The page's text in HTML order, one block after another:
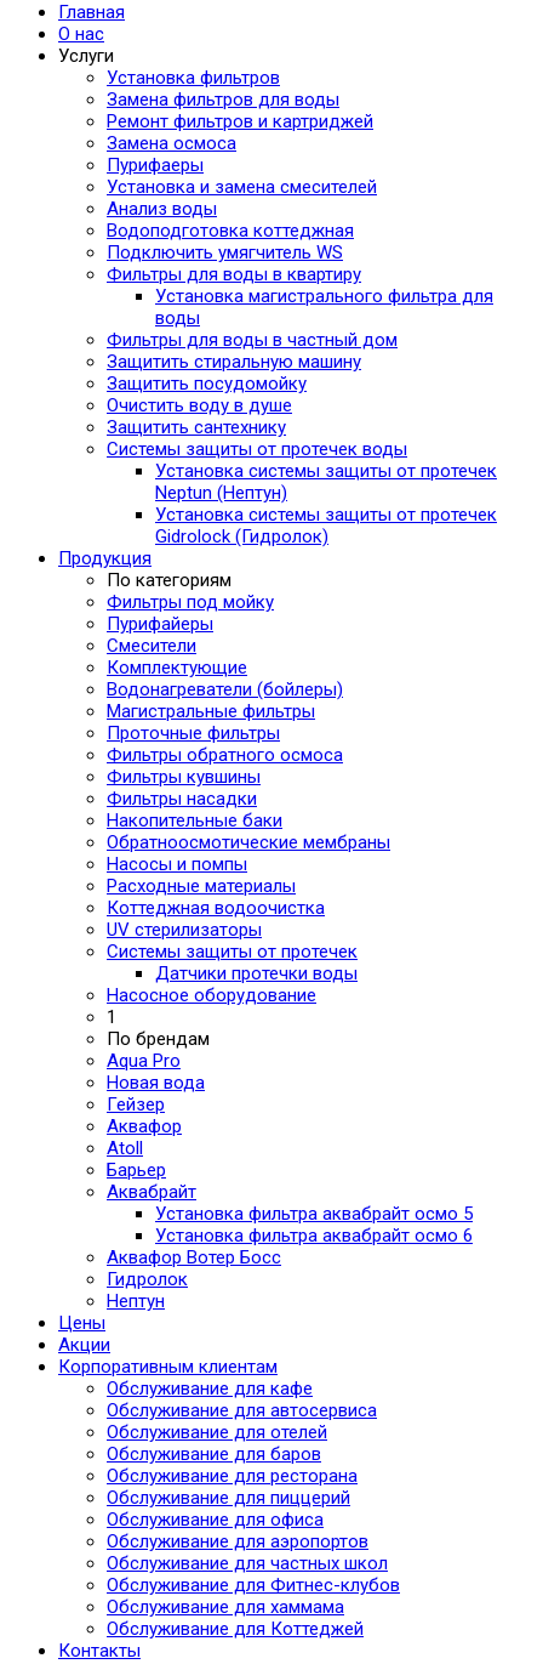
Главная
О нас
Услуги
Установка фильтров
Замена фильтров для воды
Ремонт фильтров и картриджей
Замена осмоса
Пурифаеры
Установка и замена смесителей
Анализ воды
Водоподготовка коттеджная
Подключить умягчитель WS
Фильтры для воды в квартиру
Установка магистрального фильтра для
воды
Фильтры для воды в частный дом
Защитить стиральную машину
Защитить посудомойку
Очистить воду в душе
Защитить сантехнику
Системы защиты от протечек воды
Установка системы защиты от протечек
Neptun (Нептун)
Установка системы защиты от протечек
Gidrolock (Гидролок)
Продукция
По категориям
Фильтры под мойку
Пурифайеры
Смесители
Комплектующие
Водонагреватели (бойлеры)
Магистральные фильтры
Проточные фильтры
Фильтры обратного осмоса
Фильтры кувшины
Фильтры насадки
Накопительные баки
Обратноосмотические мембраны
Насосы и помпы
Расходные материалы
Коттеджная водоочистка
UV стерилизаторы
Системы защиты от протечек
Датчики протечки воды
Насосное оборудование
1
По брендам
Aqua Pro
Новая вода
Гейзер
Аквафор
Atoll
Барьер
Аквабрайт
Установка фильтра аквабрайт осмо 5
Установка фильтра аквабрайт осмо 6
Аквафор Вотер Босс
Гидролок
Нептун
Цены
Акции
Корпоративным клиентам
Обслуживание для кафе
Обслуживание для автосервиса
Обслуживание для отелей
Обслуживание для баров
Обслуживание для ресторана
Обслуживание для пиццерий
Обслуживание для офиса
Обслуживание для аэропортов
Обслуживание для частных школ
Обслуживание для Фитнес-клубов
Обслуживание для хаммама
Обслуживание для Коттеджей
Контакты